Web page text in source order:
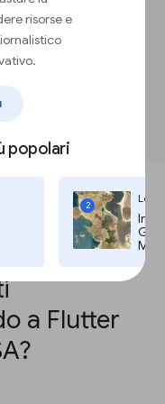
risorse e
popolari
2
all'80%.
unaumento del
LA
a Flutter